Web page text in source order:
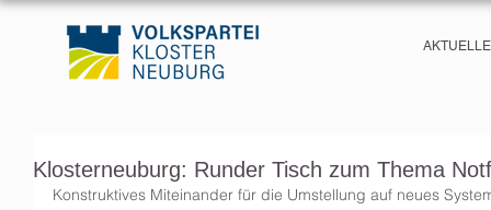
Klosterneuburg: Runder Tisch zum Thema
Konstruktives Miteinander für die Umstellung auf neues